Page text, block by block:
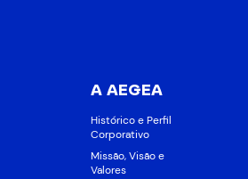
A AEGEA
Histórico e Perfil
Corporativo
Missão, Visão e
Valores